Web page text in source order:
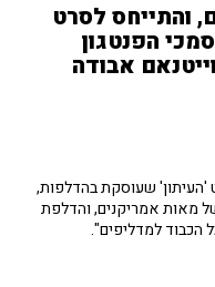
והתייחס לסרט
הפנטגון
אבודה
'העיתון' שעוסקת בהדלפות,
מאות אמריקנים, והדלפת
הכבוד למדליפים".